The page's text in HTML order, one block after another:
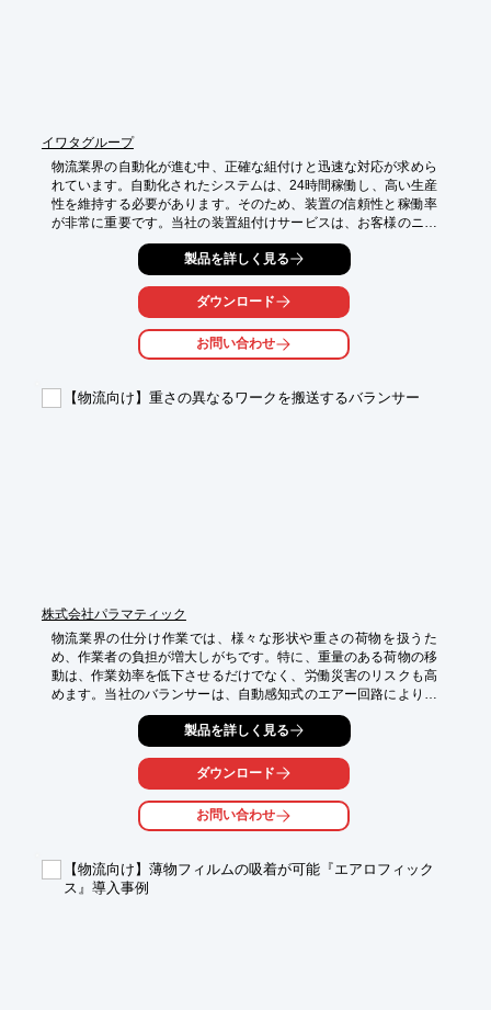
イワタグループ
物流業界の自動化が進む中、正確な組付けと迅速な対応が求めら
れています。自動化されたシステムは、24時間稼働し、高い生産
性を維持する必要があります。そのため、装置の信頼性と稼働率
が非常に重要です。当社の装置組付けサービスは、お客様のニー
ズに合わせた柔軟な対応と、高品質な組付け技術を提供すること
で、物流システムの安定稼働を支えます。
【活用シーン】
・搬送システム
・仕分けシステム
・システムの信頼性向上
製品を詳しく見る
ダウンロード
お問い合わせ
【物流向け】重さの異なるワークを搬送するバランサー
株式会社パラマティック
物流業界の仕分け作業では、様々な形状や重さの荷物を扱うた
め、作業者の負担が増大しがちです。特に、重量のある荷物の移
動は、作業効率を低下させるだけでなく、労働災害のリスクも高
めます。当社のバランサーは、自動感知式のエアー回路により、
重量の変化に柔軟に対応し、多様なワークの搬送を容易にしま
【活用シーン】
・倉庫内での仕分け作業
・トラックからの荷卸し作業
・製造ラインへの部品供給
・作業者の負担軽減
・作業効率の向上
製品を詳しく見る
ダウンロード
お問い合わせ
【物流向け】薄物フィルムの吸着が可能『エアロフィック
ス』導入事例